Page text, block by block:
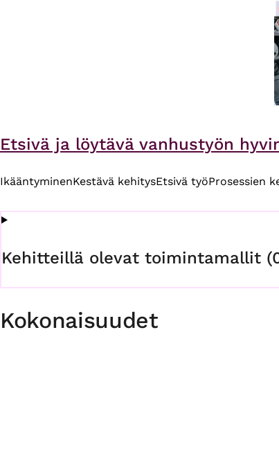
Etsivä ja löytävä vanhustyön
IkääntyminenKestävä kehitysEtsivä työProsessien
Kehitteillä olevat toimintamallit
Kokonaisuudet